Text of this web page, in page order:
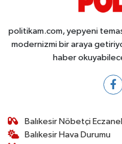
politikam.com, yepyeni
modernizmi bir araya
haber
Balıkesir Nöbetçi
Balıkesir Hava Durumu